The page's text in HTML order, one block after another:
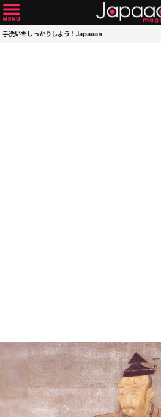
手洗いをしっかりしよう！Japaaan